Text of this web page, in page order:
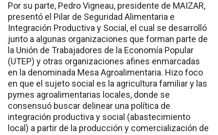
Por su parte, Pedro Vigneau, presidente de MAIZAR,
presentó el Pilar de Seguridad Alimentaria e
Integración Productiva y Social, el cual se desarrolló
junto a algunas organizaciones que forman parte de
la Unión de Trabajadores de la Economía Popular
(UTEP) y otras organizaciones afines enmarcadas
en la denominada Mesa Agroalimentaria. Hizo foco
en que el sujeto social es la agricultura familiar y las
pymes agroalimentarias locales, donde se
consensuó buscar delinear una política de
integración productiva y social (abastecimiento
local) a partir de la producción y comercialización de